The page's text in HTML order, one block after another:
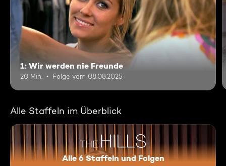
1: Wir werden nie Freunde
20 Min. Folge vom 08.08.2025
Alle Staffeln im Überblick
Alle 6 Staffeln und Folgen